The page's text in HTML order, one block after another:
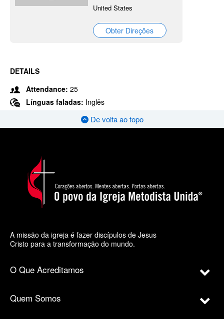
United States
Obter Direções
DETAILS
Attendance: 25
Línguas faladas: Inglês
De volta ao topo
A missão da igreja é fazer discípulos de Jesus
Cristo para a transformação do mundo.
O Que Acreditamos
Quem Somos